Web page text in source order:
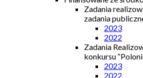
Zadania
zadania
2023
2022
Zadania
konkursu
2023
2022